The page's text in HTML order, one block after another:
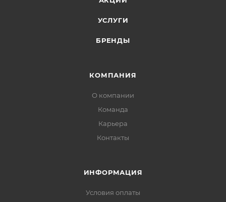
УСЛУГИ
БРЕНДЫ
КОМПАНИЯ
О компании
Команда
Карьера
Контакты
ИНФОРМАЦИЯ
Условия оплаты